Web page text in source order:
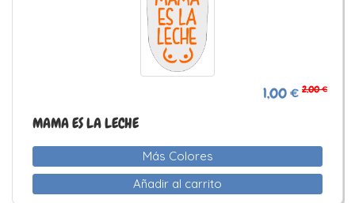
1,00 € 2,00 €
MAMA ES LA LECHE
Más Colores
Añadir al carrito